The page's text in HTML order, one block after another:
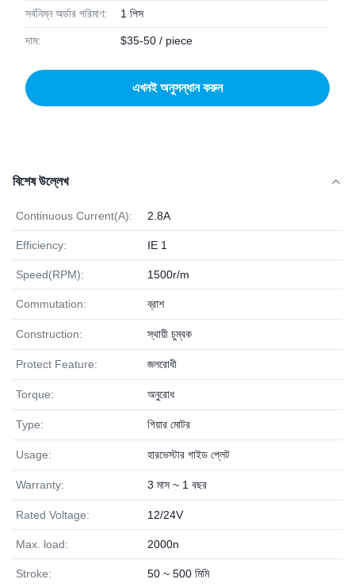
সর্বনিম্ন অর্ডার পরিমাণ: 1 পিস
দাম: $35-50 / piece
এখনই অনুসন্ধান করুন
বিশেষ উল্লেখ
Continuous Current(A): 2.8A
Efficiency: IE 1
Speed(RPM): 1500r/m
Commutation: ব্রাশ
Construction: স্থায়ী চুম্বক
Protect Feature: জলরোধী
Torque: অনুরোধ
Type: গিয়ার মোটর
Usage: হারভেস্টার গাইড প্লেট
Warranty: 3 মাস ~ 1 বছর
Rated Voltage: 12/24V
Max. load: 2000n
Stroke: 50 ~ 500 মিমি